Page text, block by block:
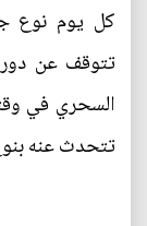
كل يوم نوع
تتوقف عن
السحري في
تتحدث عنه